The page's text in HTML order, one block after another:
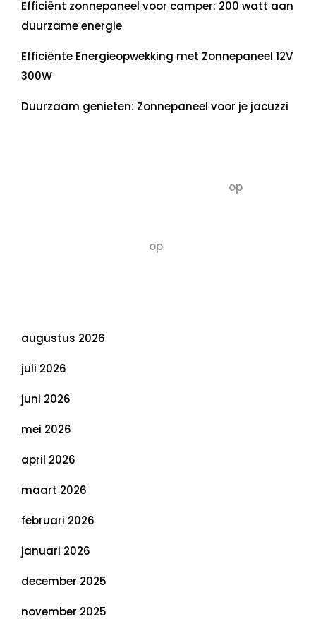
Efficiënt zonnepaneel voor camper: 200 watt aan
duurzame energie
Efficiënte Energieopwekking met Zonnepaneel 12V
300W
Duurzaam genieten: Zonnepaneel voor je jacuzzi
op
op
augustus 2026
juli 2026
juni 2026
mei 2026
april 2026
maart 2026
februari 2026
januari 2026
december 2025
november 2025